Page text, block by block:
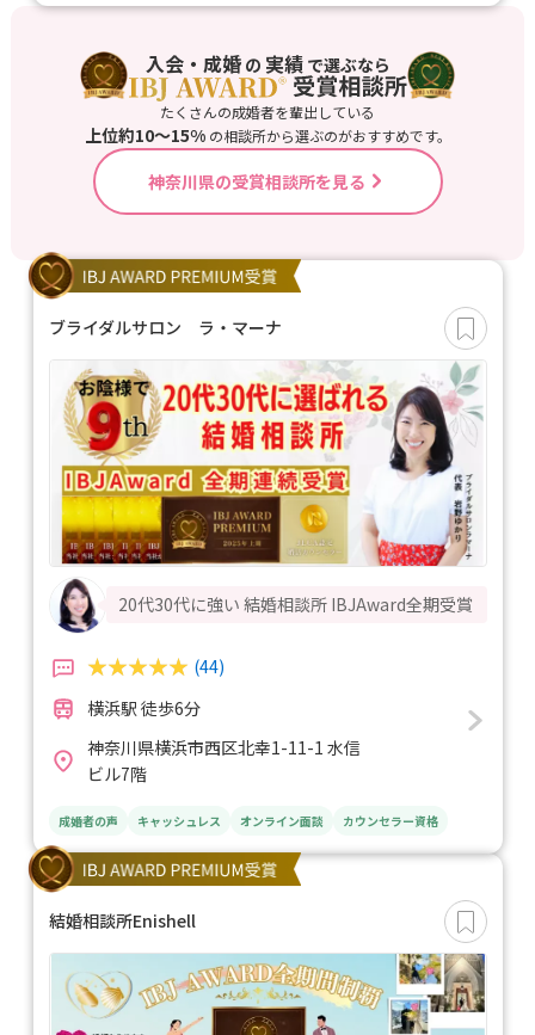
入会・成婚の 実績で選ぶなら
たくさんの成婚者を輩出している
上位約10〜15%の相談所から選ぶのがおすすめです。
神奈川県の受賞相談所を見る
ブライダルサロン ラ・マーナ
20代30代に強い 結婚相談所 IBJAward全期受賞
(44)
横浜駅 徒歩6分
神奈川県横浜市西区北幸1-11-1 水信
ビル7階
成婚者の声 キャッシュレス オンライン面談 カウンセラー資格
結婚相談所Enishell